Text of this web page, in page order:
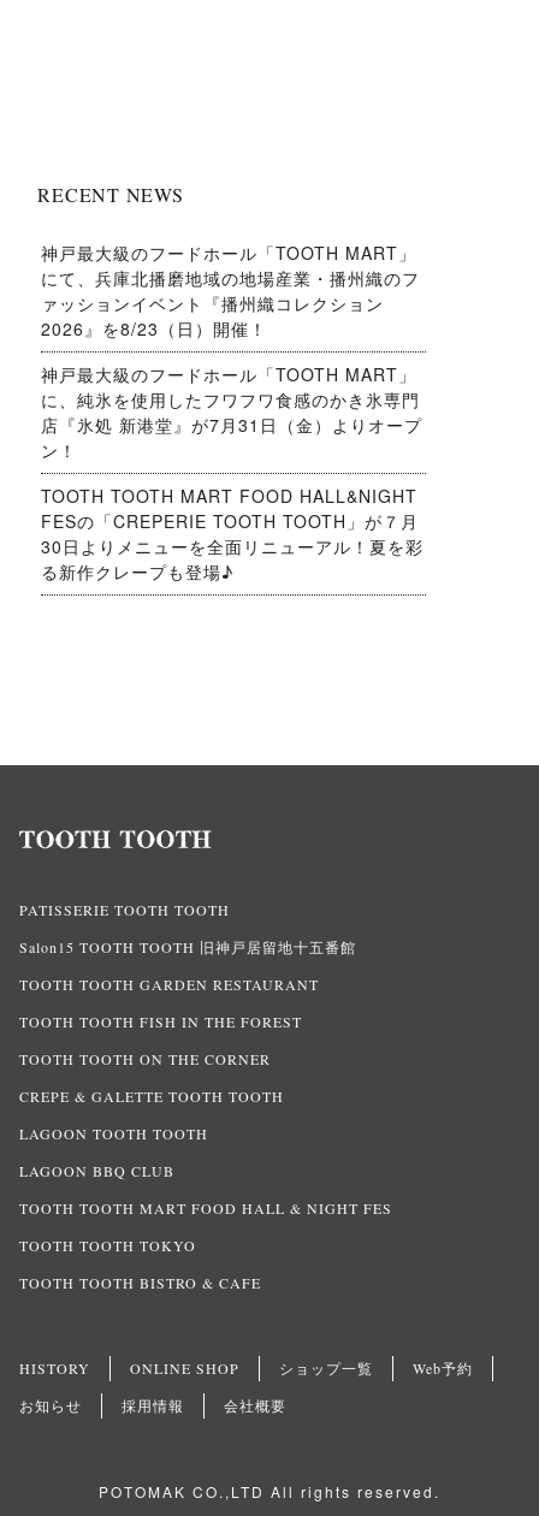
RECENT NEWS
神戸最大級のフードホール「TOOTH MART」
にて、兵庫北播磨地域の地場産業・播州織のフ
ァッションイベント『播州織コレクション
2026』を8/23（日）開催！
神戸最大級のフードホール「TOOTH MART」
に、純氷を使用したフワフワ食感のかき氷専門
店『氷処 新港堂』が7月31日（金）よりオープ
ン！
TOOTH TOOTH MART FOOD HALL&NIGHT
FESの「CREPERIE TOOTH TOOTH」が７月
30日よりメニューを全面リニューアル！夏を彩
る新作クレープも登場♪
PATISSERIE TOOTH TOOTH
Salon15 TOOTH TOOTH 旧神戸居留地十五番館
TOOTH TOOTH GARDEN RESTAURANT
TOOTH TOOTH FISH IN THE FOREST
TOOTH TOOTH ON THE CORNER
CREPE & GALETTE TOOTH TOOTH
LAGOON TOOTH TOOTH
LAGOON BBQ CLUB
TOOTH TOOTH MART FOOD HALL & NIGHT FES
TOOTH TOOTH TOKYO
TOOTH TOOTH BISTRO & CAFE
HISTORY ONLINE SHOP ショップ一覧
Web予約
お知らせ
採用情報 会社概要
POTOMAK CO.,LTD All rights reserved.